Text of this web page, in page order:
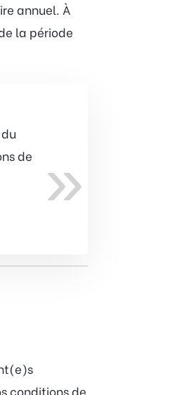
annuel. À
la période
»
de
conditions de